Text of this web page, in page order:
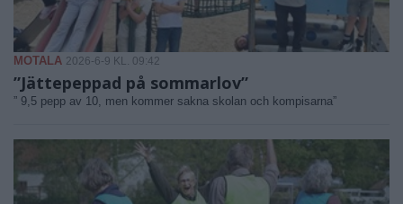
MOTALA 2026-6-9 KL. 09:42
”Jättepeppad på sommarlov”
” 9,5 pepp av 10, men kommer sakna skolan och kompisarna”